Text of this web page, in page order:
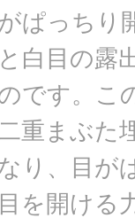
ぱっちり
と白目の露
です。こ
重まぶた
り、目が
目を開ける